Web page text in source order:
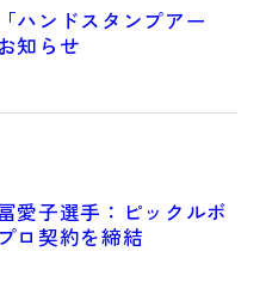
ハンドスタンプアー
知らせ
愛子選手：ピックルボ
ロ契約を締結